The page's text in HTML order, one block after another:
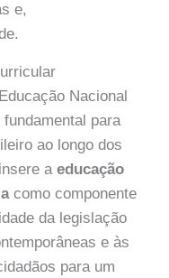
e,
Nacional
para
ao longo dos
aeducação
como componente
da legislação
e às
para um